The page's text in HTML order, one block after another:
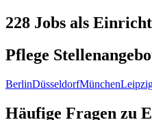
228 Jobs als
Pflege
BerlinDüsseldorfMünchen
Häufige Fragen zu